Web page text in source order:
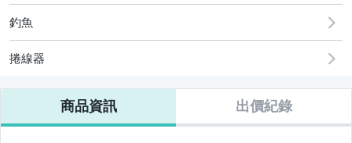
家電與影音視聽
運動、戶外與休閒
釣魚
捲線器
商品資訊 出價紀錄